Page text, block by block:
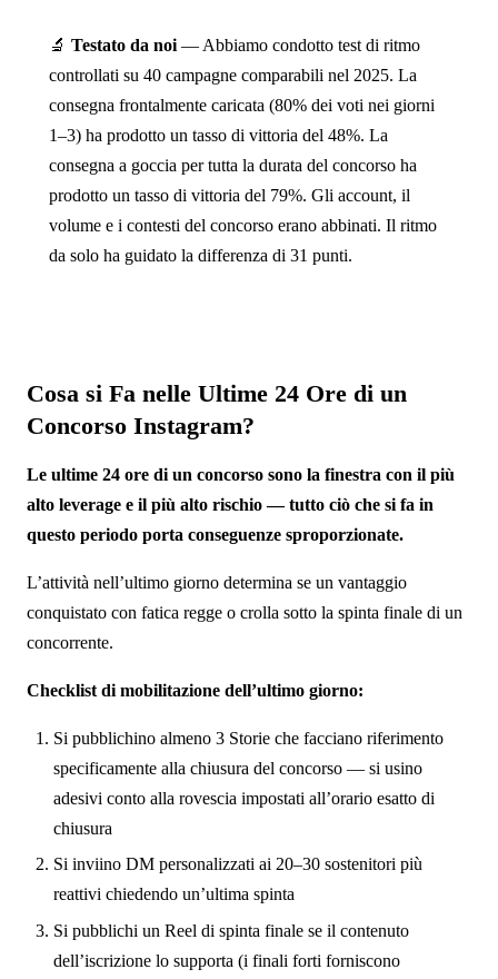
🔬 Testato da noi — Abbiamo condotto test di ritmo
controllati su 40 campagne comparabili nel 2025. La
consegna frontalmente caricata (80% dei voti nei giorni
1–3) ha prodotto un tasso di vittoria del 48%. La
consegna a goccia per tutta la durata del concorso ha
prodotto un tasso di vittoria del 79%. Gli account, il
volume e i contesti del concorso erano abbinati. Il ritmo
da solo ha guidato la differenza di 31 punti.
Cosa si Fa nelle Ultime 24 Ore di un
Concorso Instagram?
Le ultime 24 ore di un concorso sono la finestra con il più
alto leverage e il più alto rischio — tutto ciò che si fa in
questo periodo porta conseguenze sproporzionate.
L’attività nell’ultimo giorno determina se un vantaggio
conquistato con fatica regge o crolla sotto la spinta finale di un
concorrente.
Checklist di mobilitazione dell’ultimo giorno:
Si pubblichino almeno 3 Storie che facciano riferimento
specificamente alla chiusura del concorso — si usino
adesivi conto alla rovescia impostati all’orario esatto di
chiusura
Si inviino DM personalizzati ai 20–30 sostenitori più
reattivi chiedendo un’ultima spinta
Si pubblichi un Reel di spinta finale se il contenuto
dell’iscrizione lo supporta (i finali forti forniscono